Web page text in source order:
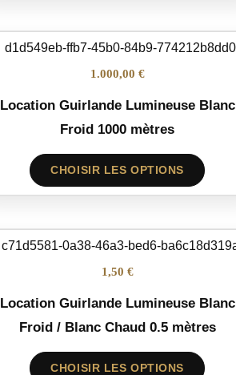
1.000,00 €
Location Guirlande Lumineuse Blanc
Froid 1000 mètres
CHOISIR LES OPTIONS
1,50 €
Location Guirlande Lumineuse Blanc
Froid / Blanc Chaud 0.5 mètres
CHOISIR LES OPTIONS